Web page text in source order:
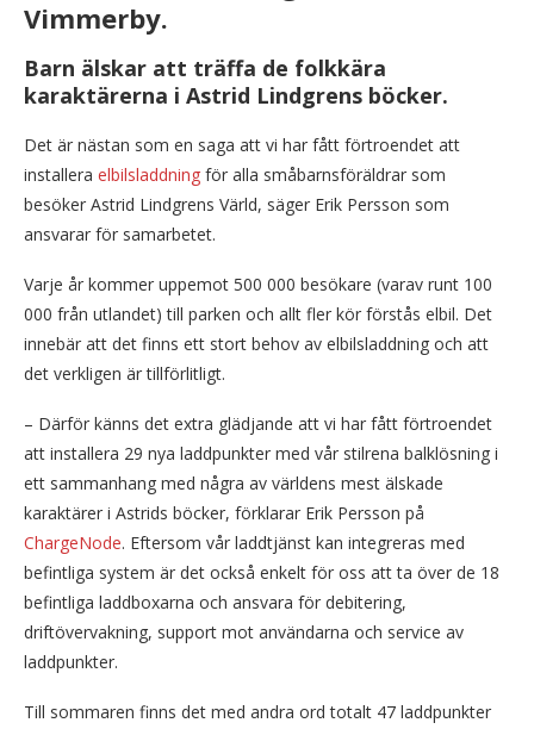
Vimmerby.
Barn älskar att träffa de folkkära
karaktärerna i Astrid Lindgrens böcker.
Det är nästan som en saga att vi har fått förtroendet att
installera elbilsladdning för alla småbarnsföräldrar som
besöker Astrid Lindgrens Värld, säger Erik Persson som
ansvarar för samarbetet.
Varje år kommer uppemot 500 000 besökare (varav runt 100
000 från utlandet) till parken och allt fler kör förstås elbil. Det
innebär att det finns ett stort behov av elbilsladdning och att
det verkligen är tillförlitligt.
– Därför känns det extra glädjande att vi har fått förtroendet
att installera 29 nya laddpunkter med vår stilrena balklösning i
ett sammanhang med några av världens mest älskade
karaktärer i Astrids böcker, förklarar Erik Persson på
ChargeNode. Eftersom vår laddtjänst kan integreras med
befintliga system är det också enkelt för oss att ta över de 18
befintliga laddboxarna och ansvara för debitering,
driftövervakning, support mot användarna och service av
laddpunkter.
Till sommaren finns det med andra ord totalt 47 laddpunkter